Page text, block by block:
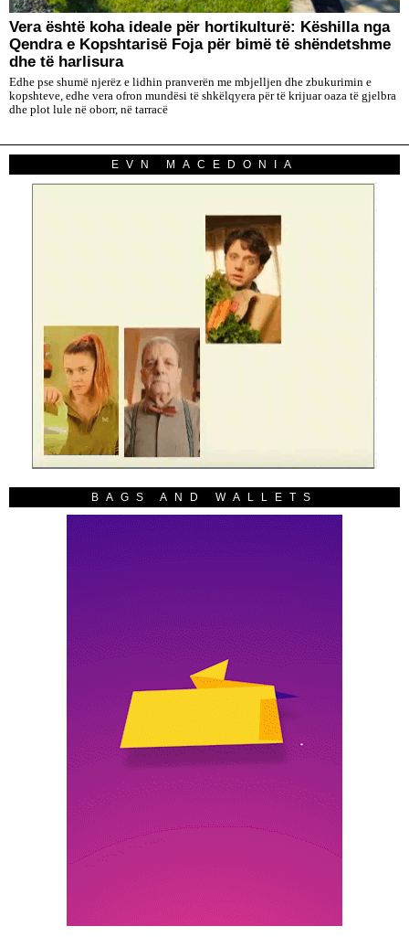
Vera është koha ideale për hortikulturë: Këshilla nga
Qendra e Kopshtarisë Foja për bimë të shëndetshme
dhe të harlisura
Edhe pse shumë njerëz e lidhin pranverën me mbjelljen dhe zbukurimin e
kopshteve, edhe vera ofron mundësi të shkëlqyera për të krijuar oaza të gjelbra
dhe plot lule në oborr, në tarracë
EVN MACEDONIA
BAGS AND WALLETS